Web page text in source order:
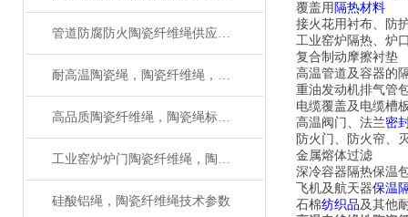
管道防腐防火陶瓷纤维绳供应厂家
耐高温陶瓷绳，陶瓷纤维绳，陶瓷编织绳生产工艺
高品质陶瓷纤维绳，陶瓷绳标准规格型号
工业窑炉炉门陶瓷纤维绳，陶瓷纤维编绳应用
硅酸铝绳，陶瓷纤维绳技术参数
覆盖用 隔热材料
接火花用衬布、防
工业窑炉隔热、炉
复合制动摩擦衬垫
高温管道及容器的
重油发动机排气管
电缆覆盖及电缆槽
高温阀门、法兰密
防火门、防火帘、
金属熔体过滤
深冷容器隔热保温
飞机及航天器保温
石棉纺织品及其他